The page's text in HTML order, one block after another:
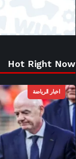
Hot Right Now
اخبار الرياضة